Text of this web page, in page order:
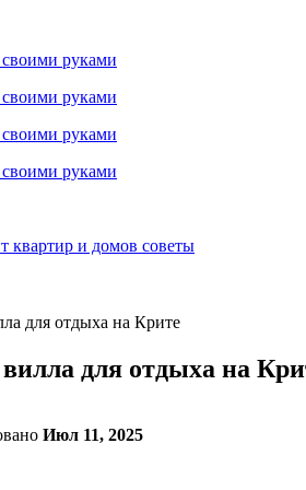
руками
руками
руками
руками
квартир и домов советы
для отдыха на Крите
для отдыха на
Июл 11, 2025